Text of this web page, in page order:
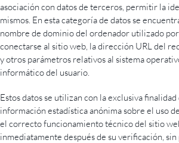
asociación con datos de terceros, permitir la
mismos. En esta categoría de datos se
nombre de dominio del ordenador utilizado
conectarse al sitio web, la dirección URL del
y otros parámetros relativos al sistema
informático del usuario.
Estos datos se utilizan con la exclusiva
información estadística anónima sobre el uso
el correcto funcionamiento técnico del sitio
inmediatamente después de su verificación,